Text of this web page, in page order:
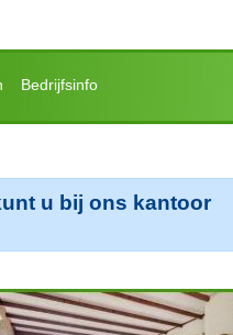
Bedrijfsinfo
u bij ons kantoor